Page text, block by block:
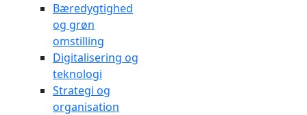
Bæredygtighed
og grøn
omstilling
Digitalisering og
teknologi
Strategi og
organisation